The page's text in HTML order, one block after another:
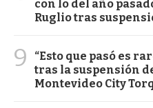
con lo del año
Ruglio tras
9
“Esto que pasó es
tras la suspensión
Montevideo City